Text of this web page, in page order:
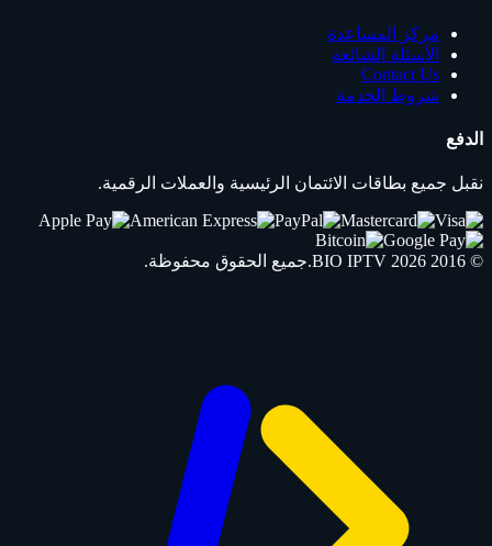
مركز المساعدة
الأسئلة الشائعة
Contact Us
شروط الخدمة
الدفع
نقبل جميع بطاقات الائتمان الرئيسية والعملات الرقمية.
© 2016 2026
BIO IPTV .جميع الحقوق محفوظة.